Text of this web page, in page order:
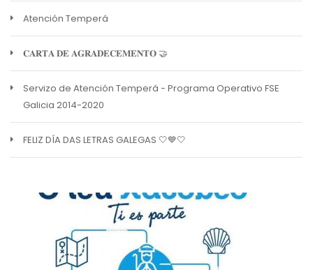
Atención Temperá
𝐂𝐀𝐑𝐓𝐀 𝐃𝐄 𝐀𝐆𝐑𝐀𝐃𝐄𝐂𝐄𝐌𝐄𝐍𝐓𝐎 🤝
Servizo de Atención Temperá - Programa Operativo FSE
Galicia 2014-2020
FELIZ DÍA DAS LETRAS GALEGAS 🤍💙🤍